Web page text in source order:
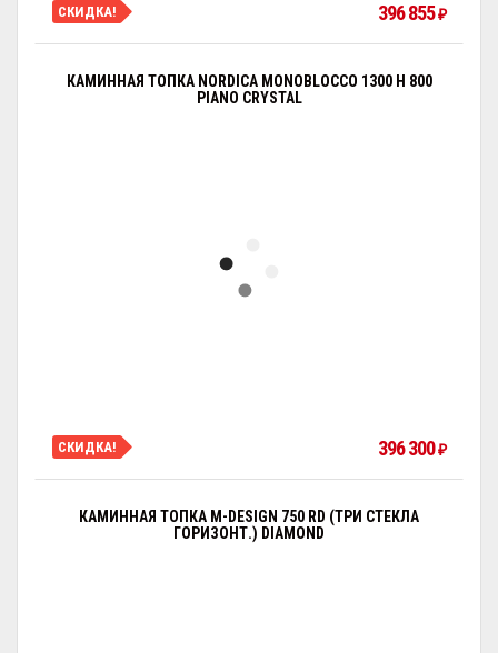
СКИДКА! 396 855₽
КАМИННАЯ ТОПКА NORDICA MONOBLOCCO 1300 H 800
PIANO CRYSTAL
СКИДКА! 396 300₽
КАМИННАЯ ТОПКА M-DESIGN 750 RD (ТРИ СТЕКЛА
ГОРИЗОНТ.) DIAMOND